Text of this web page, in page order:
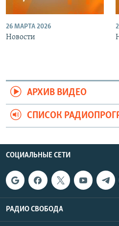
26 МАРТА 2026
Новости
АРХИВ ВИДЕО
СПИСОК
СОЦИАЛЬНЫЕ СЕТИ
РАДИО СВОБОДА